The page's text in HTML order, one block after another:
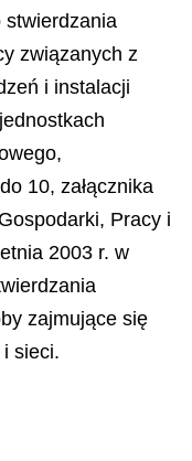
stwierdzania
związanych z
ń i instalacji
10, załącznika
Pracy i
2003 r. w
zajmujące się
sieci.